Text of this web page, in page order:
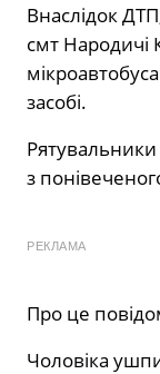
Внаслідок
смт Народичі
засобі.
з
РЕКЛАМА
Про це
Чоловіка